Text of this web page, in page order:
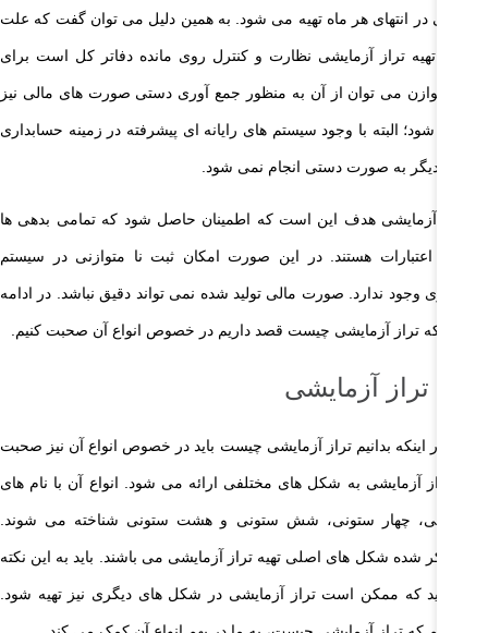
در انتهای هر ماه تهیه می شود. به همین دلیل می توان گفت که علت
هدف تهیه تراز آزمایشی نظارت و کنترل روی مانده دفاتر کل است برای
توازن می توان از آن به منظور جمع آوری دستی صورت های مالی نیز
شود؛ البته با وجود سیستم های رایانه ای پیشرفته در زمینه حسابداری
کار دیگر به صورت دستی انجام نمی شود.
تراز آزمایشی هدف این است که اطمینان حاصل شود که تمامی بدهی ها
با اعتبارات هستند. در این صورت امکان ثبت نا متوازنی در سیستم
وجود ندارد. صورت مالی تولید شده نمی تواند دقیق نباشد. در ادامه
اینکه تراز آزمایشی چیست قصد داریم در خصوص انواع آن صحبت کنیم.
تراز آزمایشی
منظور اینکه بدانیم تراز آزمایشی چیست باید در خصوص انواع آن نیز صحبت
تراز آزمایشی به شکل های مختلفی ارائه می شود. انواع آن با نام های
ستونی، چهار ستونی، شش ستونی و هشت ستونی شناخته می شوند.
ذکر شده شکل های اصلی تهیه تراز آزمایشی می باشند. باید به این نکته
کنید که ممکن است تراز آزمایشی در شکل های دیگری نیز تهیه شود.